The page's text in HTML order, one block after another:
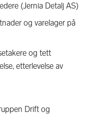
(Jernia Detalj AS)
og varelager på
og tett
etterlevelse av
Drift og